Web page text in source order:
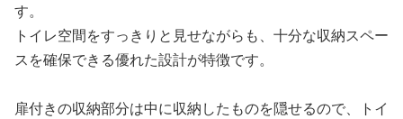
す。
トイレ空間をすっきりと見せながらも、十分な収納スペー
スを確保できる優れた設計が特徴です。
扉付きの収納部分は中に収納したものを隠せるので、トイ